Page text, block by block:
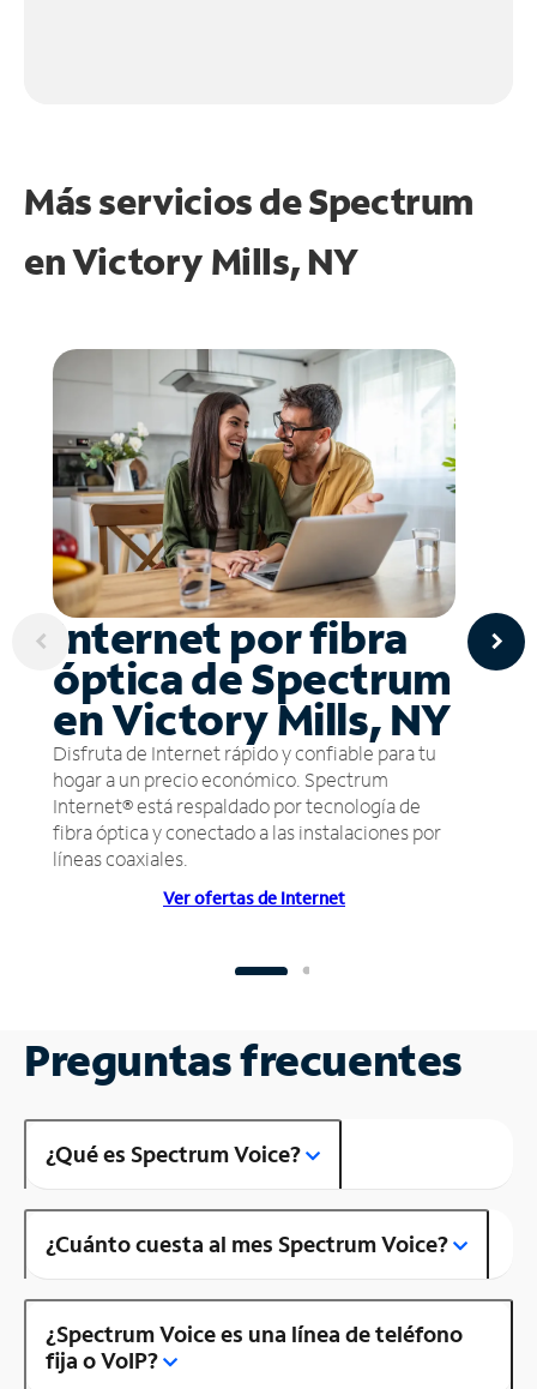
Más servicios de Spectrum
enVictory Mills, NY
Internet por fibra
óptica de Spectrum
en Victory Mills, NY
Disfruta de Internet rápido y confiable para tu
hogar a un precio económico. Spectrum
Internet® está respaldado por tecnología de
fibra óptica y conectado a las instalaciones por
líneas coaxiales.
Ver ofertas de Internet
Preguntas frecuentes
¿Qué es Spectrum Voice?
¿Cuánto cuesta al mes Spectrum Voice?
¿Spectrum Voice es una línea de teléfono
fija o VoIP?